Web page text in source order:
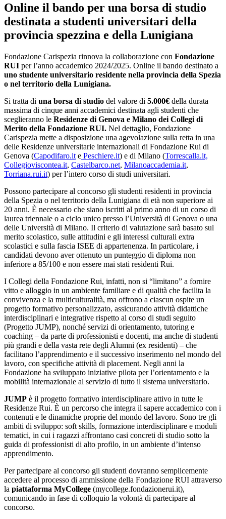
Online il bando per una borsa di studio
destinata a studenti universitari della
provincia spezzina e della Lunigiana
Fondazione Carispezia rinnova la collaborazione con Fondazione
RUI per l’anno accademico 2024/2025. Online il bando destinato a
uno studente universitario residente nella provincia della Spezia
o nel territorio della Lunigiana.
Si tratta di una borsa di studio del valore di 5.000€ della durata
massima di cinque anni accademici destinata agli studenti che
sceglieranno le Residenze di Genova e Milano dei Collegi di
Merito della Fondazione RUI. Nel dettaglio, Fondazione
Carispezia mette a disposizione una agevolazione sulla retta in una
delle Residenze universitarie internazionali di Fondazione Rui di
Genova (Capodifaro.it e Peschiere.it) e di Milano (Torrescalla.it,
Collegioviscontea.it, Castelbarco.net, Milanoaccademia.it,
Torriana.rui.it) per l’intero corso di studi universitari.
Possono partecipare al concorso gli studenti residenti in provincia
della Spezia o nel territorio della Lunigiana di età non superiore ai
20 anni. È necessario che siano iscritti al primo anno di un corso di
laurea triennale o a ciclo unico presso l’Università di Genova o una
delle Università di Milano. Il criterio di valutazione sarà basato sul
merito scolastico, sulle attitudini e gli interessi culturali extra
scolastici e sulla fascia ISEE di appartenenza. In particolare, i
candidati devono aver ottenuto un punteggio di diploma non
inferiore a 85/100 e non essere mai stati residenti Rui.
I Collegi della Fondazione Rui, infatti, non si “limitano” a fornire
vitto e alloggio in un ambiente familiare e di qualità che facilita la
convivenza e la multiculturalità, ma offrono a ciascun ospite un
progetto formativo personalizzato, assicurando attività didattiche
interdisciplinari e integrative rispetto al corso di studi seguito
(Progetto JUMP), nonché servizi di orientamento, tutoring e
coaching – da parte di professionisti e docenti, ma anche di studenti
più grandi e della vasta rete degli Alumni (ex residenti) – che
facilitano l’apprendimento e il successivo inserimento nel mondo del
lavoro, con specifiche attività di placement. Negli anni la
Fondazione ha sviluppato iniziative pilota per l’orientamento e la
mobilità internazionale al servizio di tutto il sistema universitario.
JUMP è il progetto formativo interdisciplinare attivo in tutte le
Residenze Rui. È un percorso che integra il sapere accademico con i
contenuti e le dinamiche proprie del mondo del lavoro. Sono tre gli
ambiti di sviluppo: soft skills, formazione interdisciplinare e moduli
tematici, in cui i ragazzi affrontano casi concreti di studio sotto la
guida di professionisti di alto profilo, in un ambiente d’intenso
apprendimento.
Per partecipare al concorso gli studenti dovranno semplicemente
accedere al processo di ammissione della Fondazione RUI attraverso
la piattaforma MyCollege (mycollege.fondazionerui.it),
comunicando in fase di colloquio la volontà di partecipare al
concorso.